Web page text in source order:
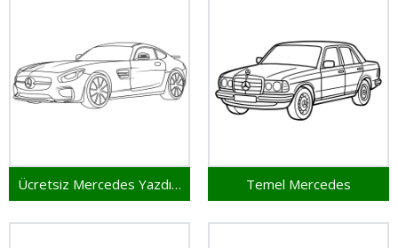
Ücretsiz Mercedes Yazdırılabilir Temel Mercedes